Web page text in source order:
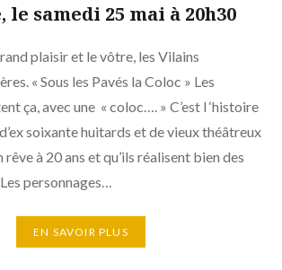
le samedi 25 mai à 20h30
plaisir et le vôtre, les Vilains
« Sous les Pavés la Coloc » Les
ça, avec une « coloc…. » C’est l ‘histoire
soixante huitards et de vieux théâtreux
à 20 ans et qu’ils réalisent bien des
personnages…
EN SAVOIR PLUS